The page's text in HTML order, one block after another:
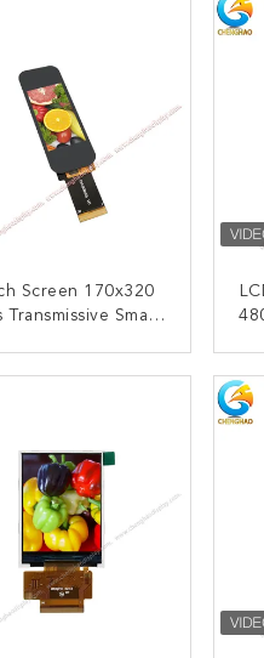
Screen 170x320
Transmissive Small
KONTAKT